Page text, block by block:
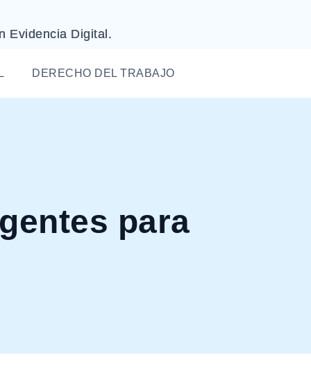
Evidencia Digital.
DERECHO DEL TRABAJO
para